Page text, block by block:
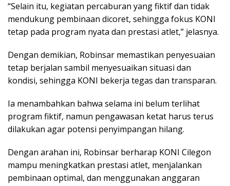
“Selain itu, kegiatan percaburan yang fiktif dan tidak
mendukung pembinaan dicoret, sehingga fokus KONI
tetap pada program nyata dan prestasi atlet,” jelasnya.
Dengan demikian, Robinsar memastikan penyesuaian
tetap berjalan sambil menyesuaikan situasi dan
kondisi, sehingga KONI bekerja tegas dan transparan.
Ia menambahkan bahwa selama ini belum terlihat
program fiktif, namun pengawasan ketat harus terus
dilakukan agar potensi penyimpangan hilang.
Dengan arahan ini, Robinsar berharap KONI Cilegon
mampu meningkatkan prestasi atlet, menjalankan
pembinaan optimal, dan menggunakan anggaran